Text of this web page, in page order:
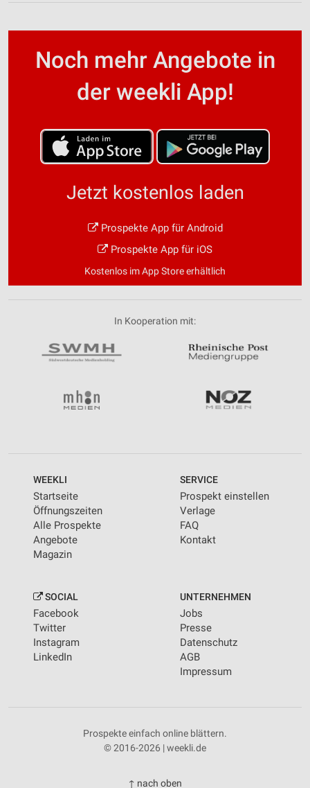
Noch mehr Angebote in
der weekli App!
Jetzt kostenlos laden
Prospekte App für Android
Prospekte App für iOS
Kostenlos im App Store erhältlich
In Kooperation mit:
WEEKLI
Startseite
Öffnungszeiten
Alle Prospekte
Angebote
Magazin
SERVICE
Prospekt einstellen
Verlage
FAQ
Kontakt
SOCIAL
Facebook
Twitter
Instagram
LinkedIn
UNTERNEHMEN
Jobs
Presse
Datenschutz
AGB
Impressum
Prospekte einfach online blättern.
© 2016-2026 | weekli.de
↑ nach oben